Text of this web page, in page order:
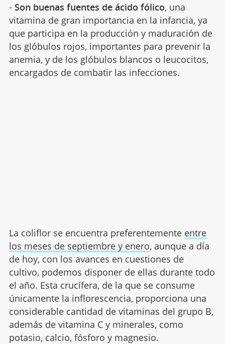
- Son buenas fuentes de ácido fólico, una
vitamina de gran importancia en la infancia, ya
que participa en la producción y maduración de
los glóbulos rojos, importantes para prevenir la
anemia, y de los glóbulos blancos o leucocitos,
encargados de combatir las infecciones.
La coliflor se encuentra preferentemente entre
los meses de septiembre y enero, aunque a día
de hoy, con los avances en cuestiones de
cultivo, podemos disponer de ellas durante todo
el año. Esta crucífera, de la que se consume
únicamente la inflorescencia, proporciona una
considerable cantidad de vitaminas del grupo B,
además de vitamina C y minerales, como
potasio, calcio, fósforo y magnesio.